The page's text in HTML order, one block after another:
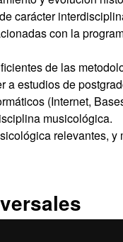
carácter
con la
de las
a estudios de
(Internet,
musicológica.
relevantes,